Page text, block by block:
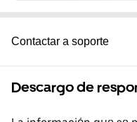
Contactar a soporte
Descargo de